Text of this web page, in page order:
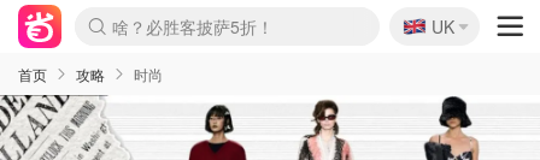
麦卢卡蜂蜜夏促！个位数！
Prada/Miu 4.8折！
啥？必胜客披萨5折！ 🇬🇧
UK
首页 攻略 时尚